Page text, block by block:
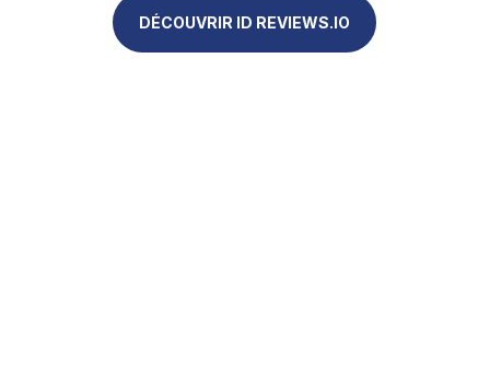
DÉCOUVRIR ID REVIEWS.IO